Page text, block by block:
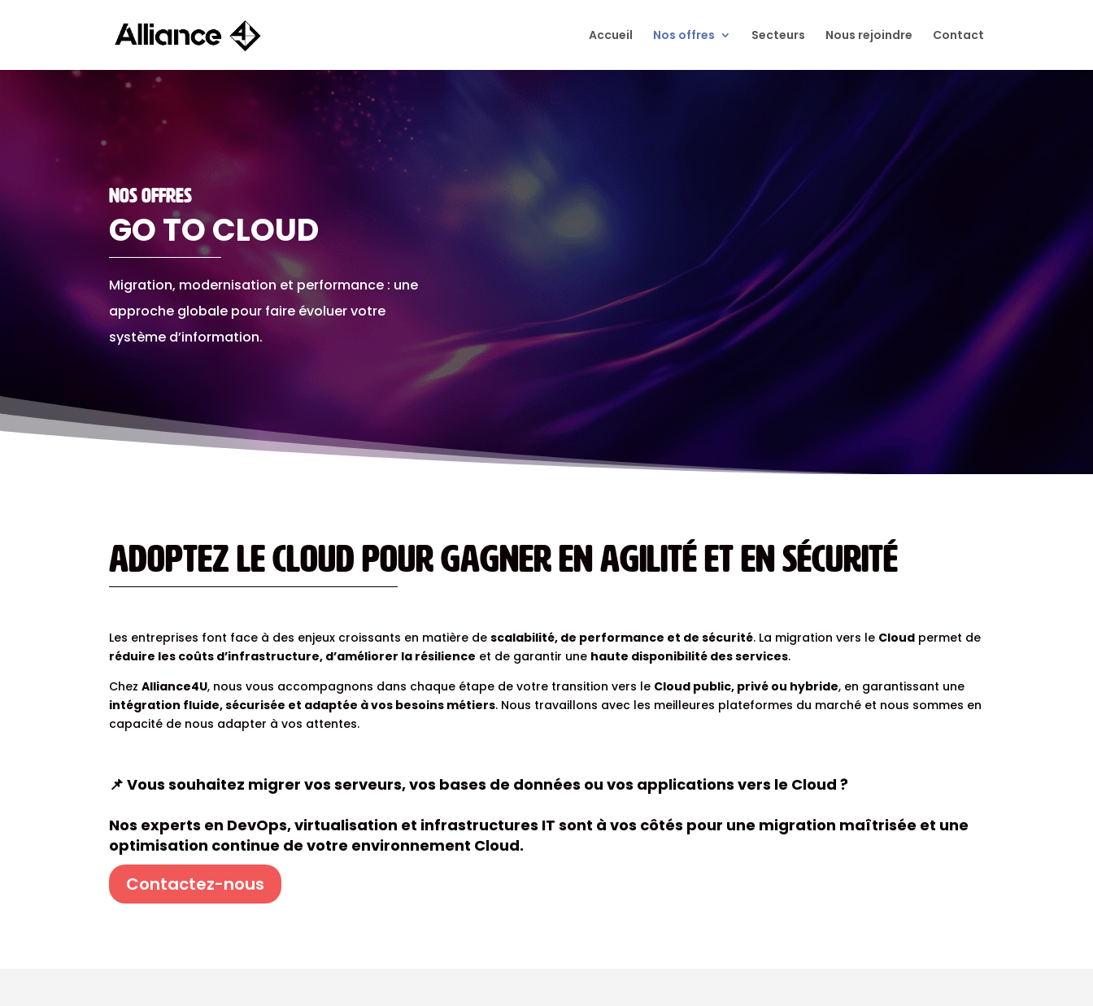
Accueil Nos offres Secteurs Nous rejoindre Contact
NOS OFFRES
GO TO CLOUD
Migration, modernisation et performance : une
approche globale pour faire évoluer votre
système d’information.
Adoptez le Cloud pour gagner en agilité et en sécurité
Les entreprises font face à des enjeux croissants en matière descalabilité, de performance et de sécurité. La migration vers le Cloud permet de
réduire les coûts d’infrastructure, d’améliorer la résilience et de garantir une haute disponibilité des services.
ChezAlliance4U, nous vous accompagnons dans chaque étape de votre transition vers le Cloud public, privé ou hybride, en garantissant une
intégration fluide, sécurisée et adaptée à vos besoins métiers. Nous travaillons avec les meilleures plateformes du marché et nous sommes en
capacité de nous adapter à vos attentes.
📌 Vous souhaitez migrer vos serveurs, vos bases de données ou vos applications vers le Cloud ?
Nos experts en DevOps, virtualisation et infrastructures IT sont à vos côtés pour une migration maîtrisée et une
optimisation continue de votre environnement Cloud.
Contactez-nous